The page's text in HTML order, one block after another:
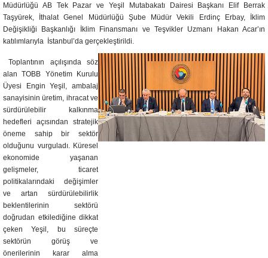
Müdürlüğü AB Tek Pazar ve Yeşil Mutabakatı Dairesi Başkanı Elif Berrak
Taşyürek, İthalat Genel Müdürlüğü Şube Müdür Vekili Erdinç Erbay, İklim
Değişikliği Başkanlığı İklim Finansmanı ve Teşvikler Uzmanı Hakan Acar’ın
katılımlarıyla İstanbul’da gerçekleştirildi.​
Toplantının açılışında söz
alan TOBB Yönetim Kurulu
Üyesi Engin Yeşil, ambalaj
sanayisinin üretim, ihracat ve
sürdürülebilir kalkınma
hedefleri açısından stratejik
öneme sahip bir sektör
olduğunu vurguladı. Küresel
ekonomide yaşanan
gelişmeler, ticaret
politikalarındaki değişimler
ve artan sürdürülebilirlik
beklentilerinin sektörü
doğrudan etkilediğine dikkat
çeken Yeşil, bu süreçte
sektörün görüş ve
önerilerinin karar alma